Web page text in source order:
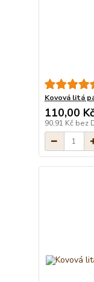
Kovová litá
110,00 Kč
90,91 Kč bez